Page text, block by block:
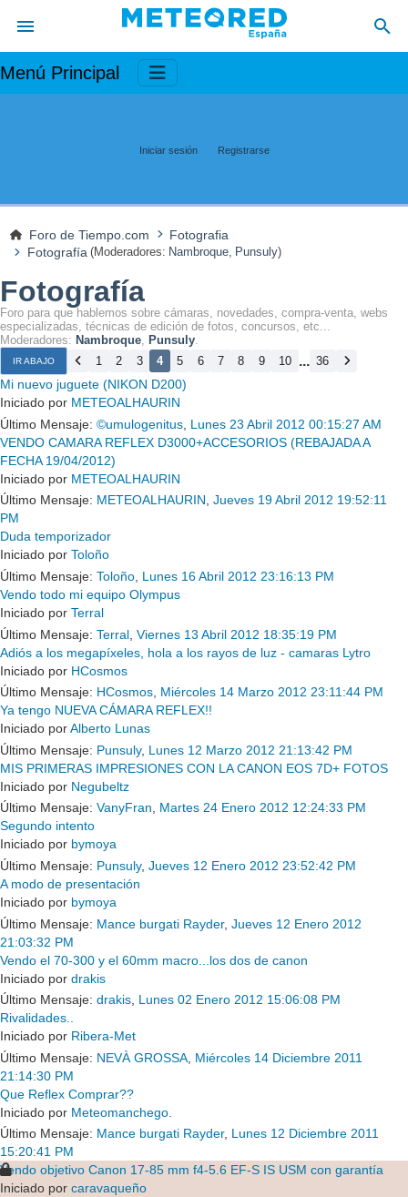
Menú Principal
Iniciar sesión Registrarse
Foro de Tiempo.com
Fotografia
Fotografía (Moderadores: Nambroque, Punsuly)
Fotografía
Foro para que hablemos sobre cámaras, novedades, compra-venta, webs
especializadas, técnicas de edición de fotos, concursos, etc...
Moderadores: Nambroque, Punsuly.
IR ABAJO 1 2 3 4 5 6 7 8 9 10 ... 36
Mi nuevo juguete (NIKON D200)
Iniciado por METEOALHAURIN
Último Mensaje: ©umulogenitus Lunes 23 Abril 2012 00:15:27 AM
VENDO CAMARA REFLEX D3000+ACCESORIOS (REBAJADA A
FECHA 19/04/2012)
Iniciado por METEOALHAURIN
Último Mensaje: METEOALHAURIN, Jueves 19 Abril 2012 19:52:11
PM
Duda temporizador
Iniciado por Toloño
Último Mensaje: Toloño Lunes 16 Abril 2012 23:16:13 PM
Vendo todo mi equipo Olympus
Iniciado por Terral
Último Mensaje: Terral Viernes 13 Abril 2012 18:35:19 PM
Adiós a los megapíxeles, hola a los rayos de luz - camaras Lytro
Iniciado por HCosmos
Último Mensaje: HCosmos, Miércoles 14 Marzo 2012 23:11:44 PM
Ya tengo NUEVA CÁMARA REFLEX!!
Iniciado porAlberto Lunas
Último Mensaje: Punsuly, Lunes 12 Marzo 2012 21:13:42 PM
MIS PRIMERAS IMPRESIONES CON LA CANON EOS 7D+ FOTOS
Iniciado por Negubeltz
Último Mensaje: VanyFran, Martes 24 Enero 2012 12:24:33 PM
Segundo intento
Iniciado por bymoya
Último Mensaje: Punsuly, Jueves 12 Enero 2012 23:52:42 PM
A modo de presentación
Iniciado por bymoya
Último Mensaje: Mance burgati Rayder, Jueves 12 Enero 2012
21:03:32 PM
Vendo el 70-300 y el 60mm macro...los dos de canon
Iniciado por drakis
Último Mensaje: drakis, Lunes 02 Enero 2012 15:06:08 PM
Rivalidades..
Iniciado por Ribera-Met
Último Mensaje: NEVÀ GROSSA Miércoles 14 Diciembre 2011
21:14:30 PM
Que Reflex Comprar??
Iniciado por Meteomanchego.
Último Mensaje: Mance burgati Rayder, Lunes 12 Diciembre 2011
15:20:41 PM
Vendo objetivo Canon 17-85 mm f4-5.6 EF-S IS USM con garantía
Iniciado por caravaqueño